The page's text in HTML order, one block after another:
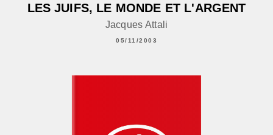
LES JUIFS, LE MONDE ET L'ARGENT
Jacques Attali
05/11/2003